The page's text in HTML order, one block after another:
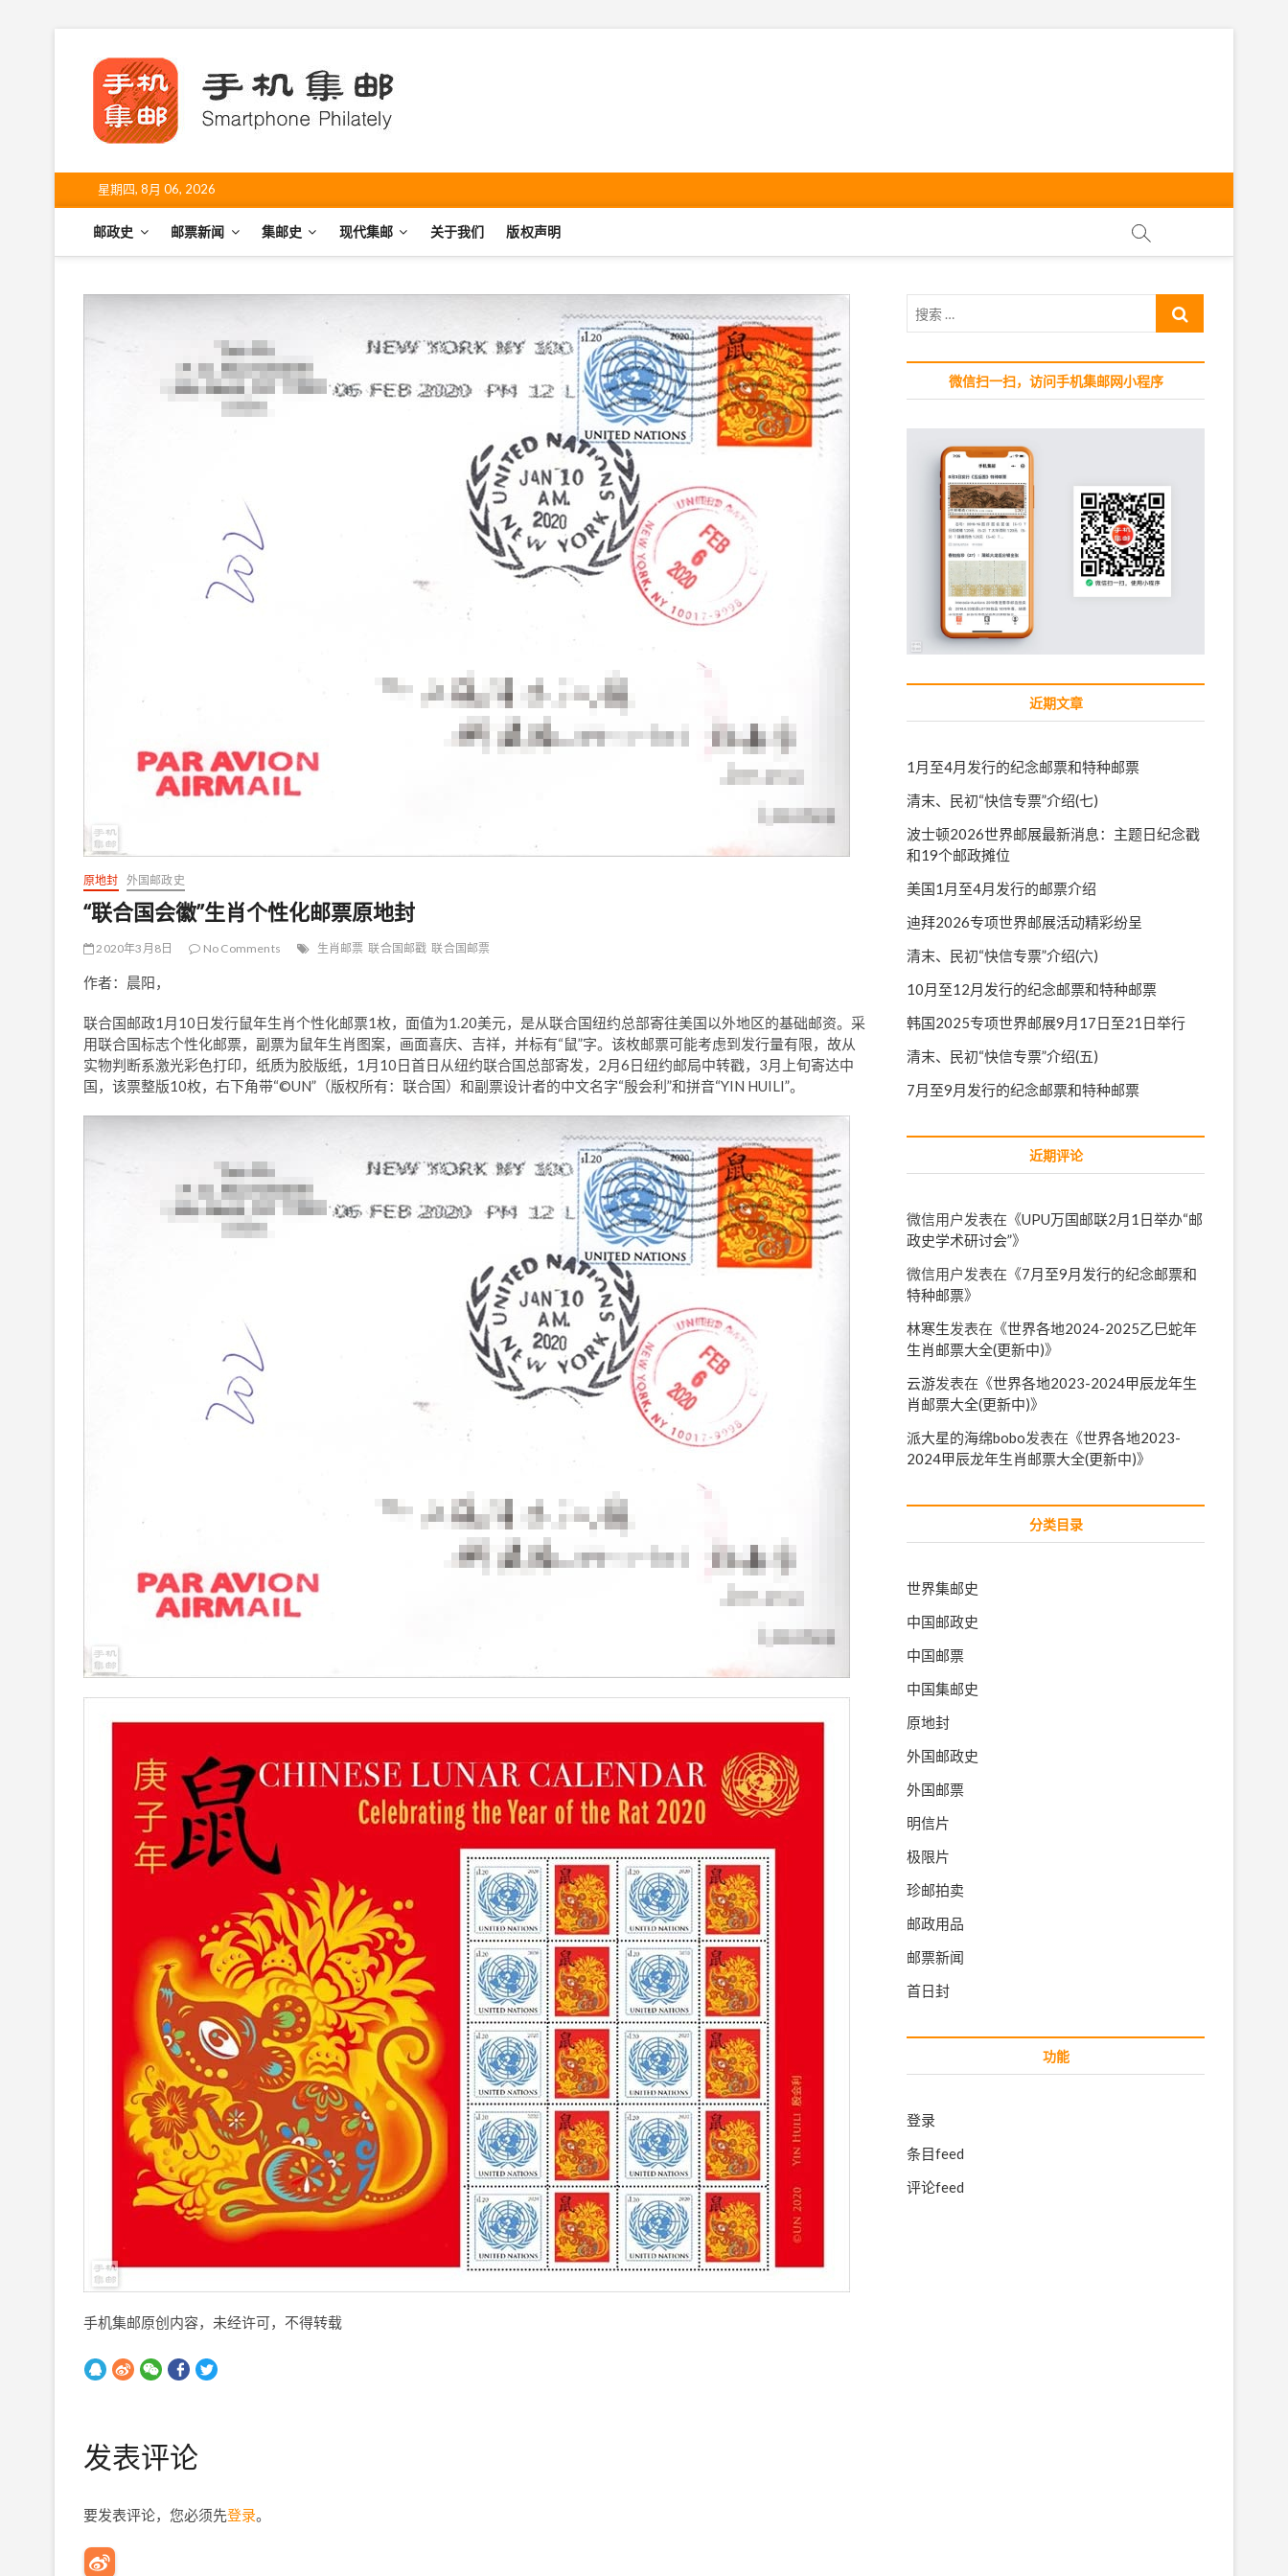
n
星期四, 8月 06, 2026
邮政史 邮票新闻 集邮史 现代集邮 关于我们 版权声明
原地封 外国邮政史
“联合国会徽”生肖个性化邮票原地封
2020年3月8日 No Comments 生肖邮票 联合国邮戳 联合国邮票
作者：晨阳，
联合国邮政1月10日发行鼠年生肖个性化邮票1枚，面值为1.20美元，是从联合国纽约总部寄往美国以外地区的基础邮资。采
用联合国标志个性化邮票，副票为鼠年生肖图案，画面喜庆、吉祥，并标有“鼠”字。该枚邮票可能考虑到发行量有限，故从
实物判断系激光彩色打印，纸质为胶版纸，1月10日首日从纽约联合国总部寄发，2月6日纽约邮局中转戳，3月上旬寄达中
国，该票整版10枚，右下角带“©UN”（版权所有：联合国）和副票设计者的中文名字“殷会利”和拼音“YIN HUILI”。
手机集邮原创内容，未经许可，不得转载
发表评论
要发表评论，您必须先登录。
微信扫一扫，访问手机集邮网小程序
近期文章
1月至4月发行的纪念邮票和特种邮票
清末、民初“快信专票”介绍(七)
波士顿2026世界邮展最新消息：主题日纪念戳
和19个邮政摊位
美国1月至4月发行的邮票介绍
迪拜2026专项世界邮展活动精彩纷呈
清末、民初“快信专票”介绍(六)
10月至12月发行的纪念邮票和特种邮票
韩国2025专项世界邮展9月17日至21日举行
清末、民初“快信专票”介绍(五)
7月至9月发行的纪念邮票和特种邮票
近期评论
微信用户 发表在《UPU万国邮联2月1日举办“邮
政史学术研讨会”》
微信用户 发表在《7月至9月发行的纪念邮票和
特种邮票》
林寒生发表在《世界各地2024-2025乙巳蛇年
生肖邮票大全(更新中)》
云游发表在《世界各地2023-2024甲辰龙年生
肖邮票大全(更新中)》
派大星的海绵bobo发表在《世界各地2023-
2024甲辰龙年生肖邮票大全(更新中)》
分类目录
世界集邮史
中国邮政史
中国邮票
中国集邮史
原地封
外国邮政史
外国邮票
明信片
极限片
珍邮拍卖
邮政用品
邮票新闻
首日封
功能
登录
条目feed
评论feed